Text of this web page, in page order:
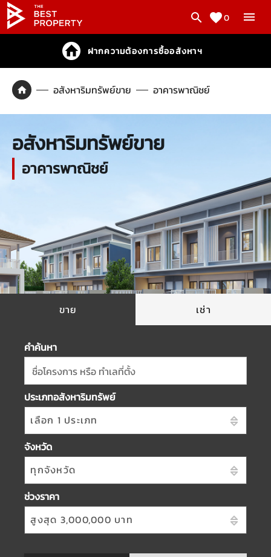
0
ฝากความต้องการซื้ออสังหาฯ
อสังหาริมทรัพย์ขาย อาคารพาณิชย์
อสังหาริมทรัพย์ขาย
อาคารพาณิชย์
ขาย เช่า
คำค้นหา
ชื่อโครงการ หรือ ทำเลที่ตั้ง
ประเภทอสังหาริมทรัพย์
เลือก 1 ประเภท
จังหวัด
ทุกจังหวัด
ช่วงราคา
สูงสุด 3,000,000 บาท